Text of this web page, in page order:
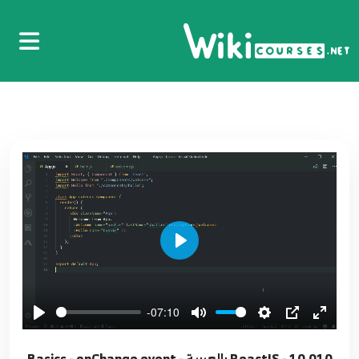
-07:10
Play
01.001 - ReactJS بالعربية - Basics - Intro مقدمة
2
02.002 - ReactJS بالعربية - Basics - Hello world
6:19